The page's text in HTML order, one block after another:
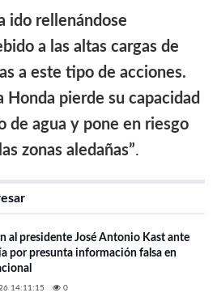
ido rellenándose
a las altas cargas de
a este tipo de acciones.
Honda pierde su capacidad
de agua y pone en riesgo
zonas aledañas”.
al presidente José Antonio Kast ante
por presunta información falsa en
14:11:15 0